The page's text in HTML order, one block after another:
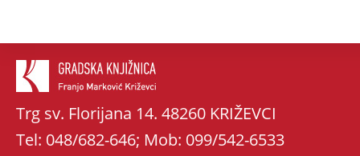
Trg sv. Florijana 14. 48260 KRIŽEVCI
Tel: 048/682-646; Mob: 099/542-6533